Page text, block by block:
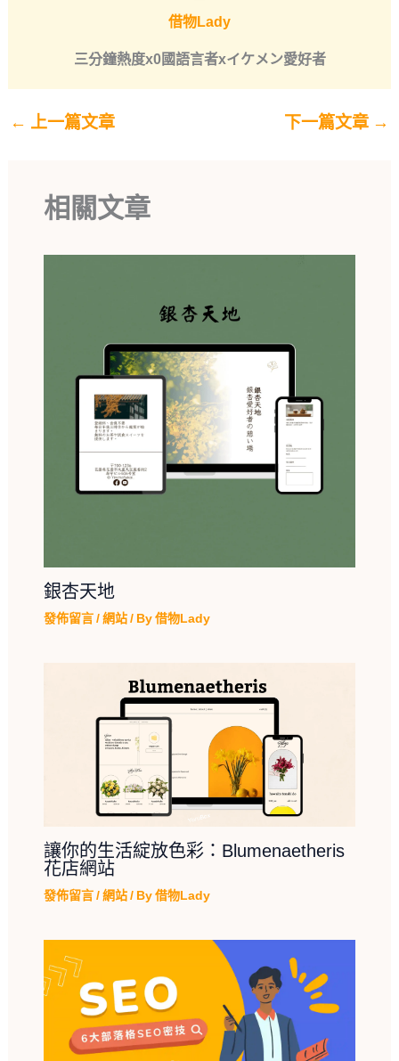
借物Lady
三分鐘熱度x0國語言者xイケメン愛好者
← 上一篇文章 下一篇文章 →
相關文章
銀杏天地
發佈留言/網站/ By借物Lady
讓你的生活綻放色彩：Blumenaetheris
花店網站
發佈留言/網站/ By借物Lady